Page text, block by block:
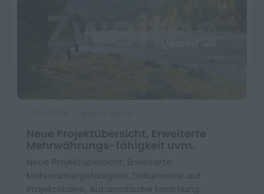
Neue Projektübersicht, Erweiterte
Mehrwährungs-fähigkeit uvm.
Neue Projektübersicht, Erweiterte
Mehrwährungsfähigkeit, Dokumente auf
Projektebene, Automatische Ermittlung